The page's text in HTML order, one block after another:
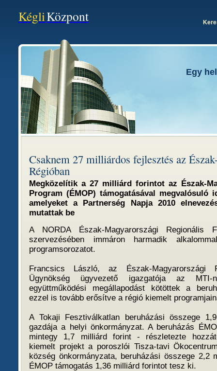
KégliKözpont
Egy
Csaknem 27 milliárdos fejlesztés az
Régióban
Megközelítik a 27 milliárd forintot az Észak-
Program (ÉMOP) támogatásával megvalósuló
amelyeket a Partnerség Napja 2010
mutattak be
A NORDA Észak-Magyarországi Regionális
szervezésében immáron harmadik
programsorozatot.
Francsics László, az Észak-Magyarországi
Ügynökség ügyvezető igazgatója az MTI-
együttműködési megállapodást kötöttek a
ezzel is tovább erősítve a régió kiemelt
A Tokaji Fesztiválkatlan beruházási összege
gazdája a helyi önkormányzat. A beruházás
mintegy 1,7 milliárd forint - részletezte
kiemelt projekt a poroszlói Tisza-tavi
község önkormányzata, beruházási összege 2,2
ÉMOP támogatás 1,36 milliárd forintot tesz ki.